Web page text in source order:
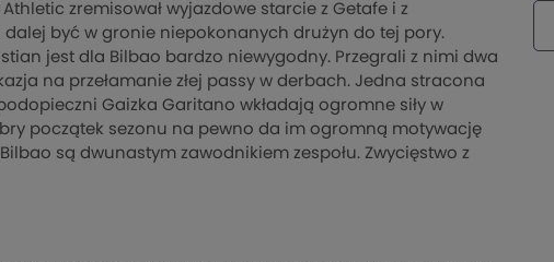
zremisował wyjazdowe starcie z Getafe i z
być w gronie niepokonanych drużyn do tej pory.
jest dla Bilbao bardzo niewygodny. Przegrali z nimi dwa
na przełamanie złej passy w derbach. Jedna stracona
Gaizka Garitano wkładają ogromne siły w
początek sezonu na pewno da im ogromną motywację
są dwunastym zawodnikiem zespołu. Zwycięstwo z